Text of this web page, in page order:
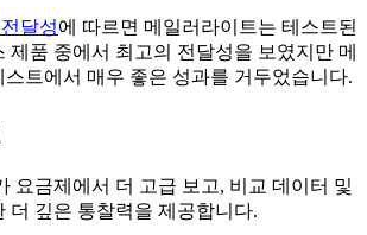
달성에 따르면 메일러라이트는 테스트된
제품 중에서 최고의 전달성을 보였지만 메
트에서 매우 좋은 성과를 거두었습니다.
요금제에서 더 고급 보고, 비교 데이터 및
더 깊은 통찰력을 제공합니다.